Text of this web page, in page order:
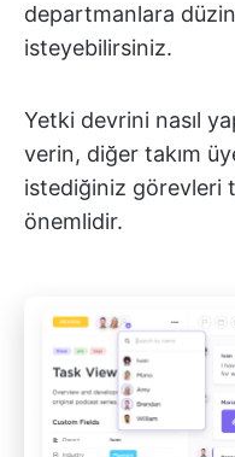
departmanlara
isteyebilirsiniz.
Yetki devrini nasıl
verin, diğer takım
istediğiniz görevleri
önemlidir.